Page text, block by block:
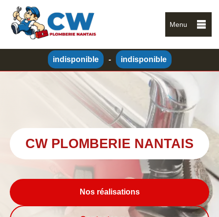
Menu
indisponible - indisponible
CW PLOMBERIE NANTAIS
Nos réalisations